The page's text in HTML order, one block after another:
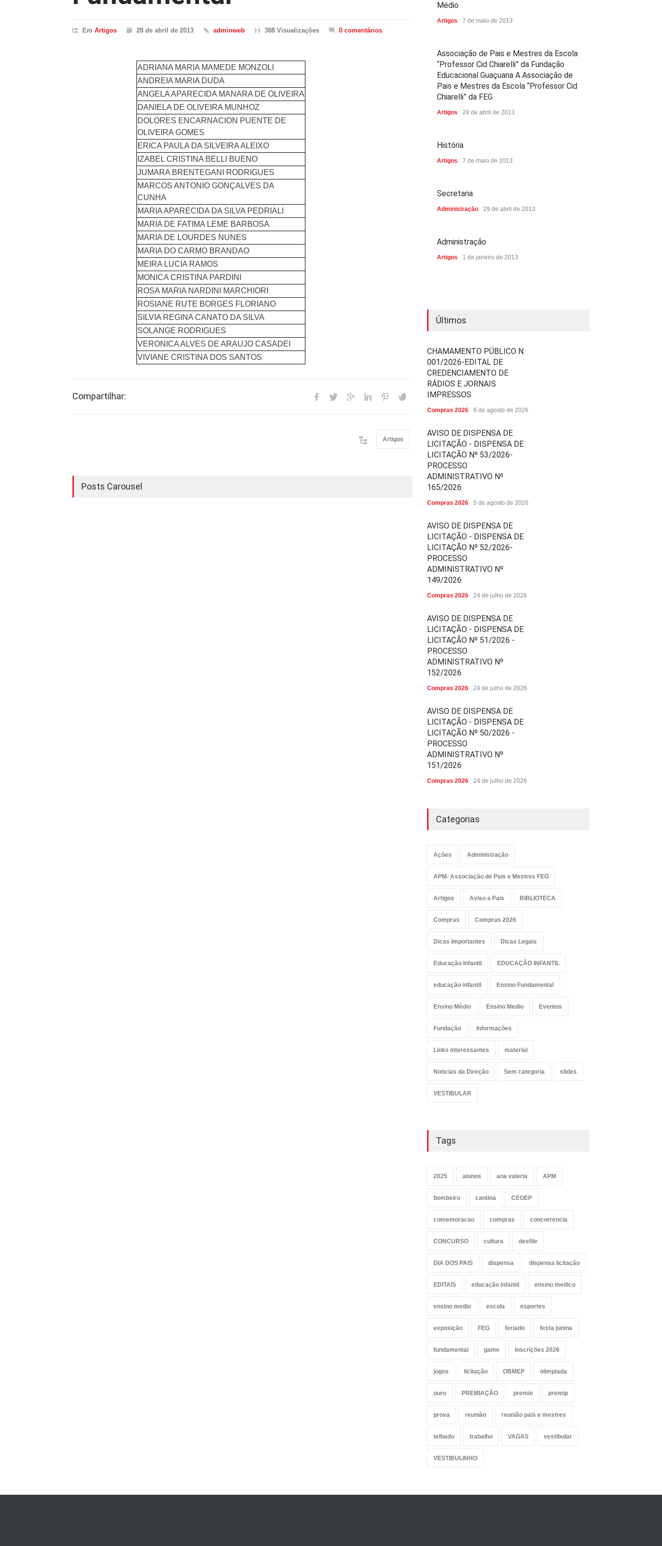
Em Artigos 28 de abril de 2013 adminweb 388 Visualizações 0 comentários
ADRIANA MARIA MAMEDE MONZOLI
ANDREIA MARIA DUDA
ANGELA APARECIDA MANARA DE OLIVEIRA
DANIELA DE OLIVEIRA MUNHOZ
DOLORES ENCARNACION PUENTE DE
OLIVEIRA GOMES
ERICA PAULA DA SILVEIRA ALEIXO
IZABEL CRISTINA BELLI BUENO
JUMARA BRENTEGANI RODRIGUES
MARCOS ANTONIO GONÇALVES DA
CUNHA
MARIA APARECIDA DA SILVA PEDRIALI
MARIA DE FATIMA LEME BARBOSA
MARIA DE LOURDES NUNES
MARIA DO CARMO BRANDAO
MEIRA LUCIA RAMOS
MONICA CRISTINA PARDINI
ROSA MARIA NARDINI MARCHIORI
ROSIANE RUTE BORGES FLORIANO
SILVIA REGINA CANATO DA SILVA
SOLANGE RODRIGUES
VERONICA ALVES DE ARAUJO CASADEI
VIVIANE CRISTINA DOS SANTOS
Compartilhar:
Artigos
Posts Carousel
Médio
Artigos 7 de maio de 2013
Associação de Pais e Mestres da Escola
“Professor Cid Chiarelli” da Fundação
Educacional Guaçuana A Associação de
Pais e Mestres da Escola “Professor Cid
Chiarelli” da FEG
Artigos 28 de abril de 2013
História
Artigos 7 de maio de 2013
Secretaria
Administração 29 de abril de 2013
Administração
Artigos 1 de janeiro de 2013
Últimos
CHAMAMENTO PÚBLICO N.
001/2026-EDITAL DE
CREDENCIAMENTO DE
RÁDIOS E JORNAIS
IMPRESSOS
Compras 2026 6 de agosto de 2026
AVISO DE DISPENSA DE
LICITAÇÃO - DISPENSA DE
LICITAÇÃO Nº 53/2026-
PROCESSO
ADMINISTRATIVO Nº
165/2026
Compras 2026 5 de agosto de 2026
AVISO DE DISPENSA DE
LICITAÇÃO - DISPENSA DE
LICITAÇÃO Nº 52/2026-
PROCESSO
ADMINISTRATIVO Nº
149/2026
Compras 2026 24 de julho de 2026
AVISO DE DISPENSA DE
LICITAÇÃO - DISPENSA DE
LICITAÇÃO Nº 51/2026 -
PROCESSO
ADMINISTRATIVO Nº
152/2026
Compras 2026 24 de julho de 2026
AVISO DE DISPENSA DE
LICITAÇÃO - DISPENSA DE
LICITAÇÃO Nº 50/2026 -
PROCESSO
ADMINISTRATIVO Nº
151/2026
Compras 2026 24 de julho de 2026
Categorias
Ações Administração
APM- Associação de Pais e Mestres FEG
Artigos Aviso a Pais BIBLIOTECA
Compras Compras 2026
Dicas Importantes Dicas Legais
Educação Infantil EDUCAÇÃO INFANTIL
educação infantil Ensino Fundamental
Ensino Médio Ensino Medio Eventos
Fundação Informações
Links interessantes material
Noticias da Direção Sem categoria slides
VESTIBULAR
Tags
2025 alunos ana valeria APM
bombeiro cantina CEGEP
comemoracao compras concorrencia
CONCURSO cultura desfile
DIA DOS PAIS dispensa dispensa licitação
EDITAIS educação infantil ensino medico
ensino medio escola esportes
exposição FEG feriado festa junina
fundamental game inscrições 2026
jogos licitação OBMEP olimpiada
ouro PREMIAÇÃO premio premip
prova reunião reunião pais e mestres
telhado trabalho VAGAS vestibular
VESTIBULINHO